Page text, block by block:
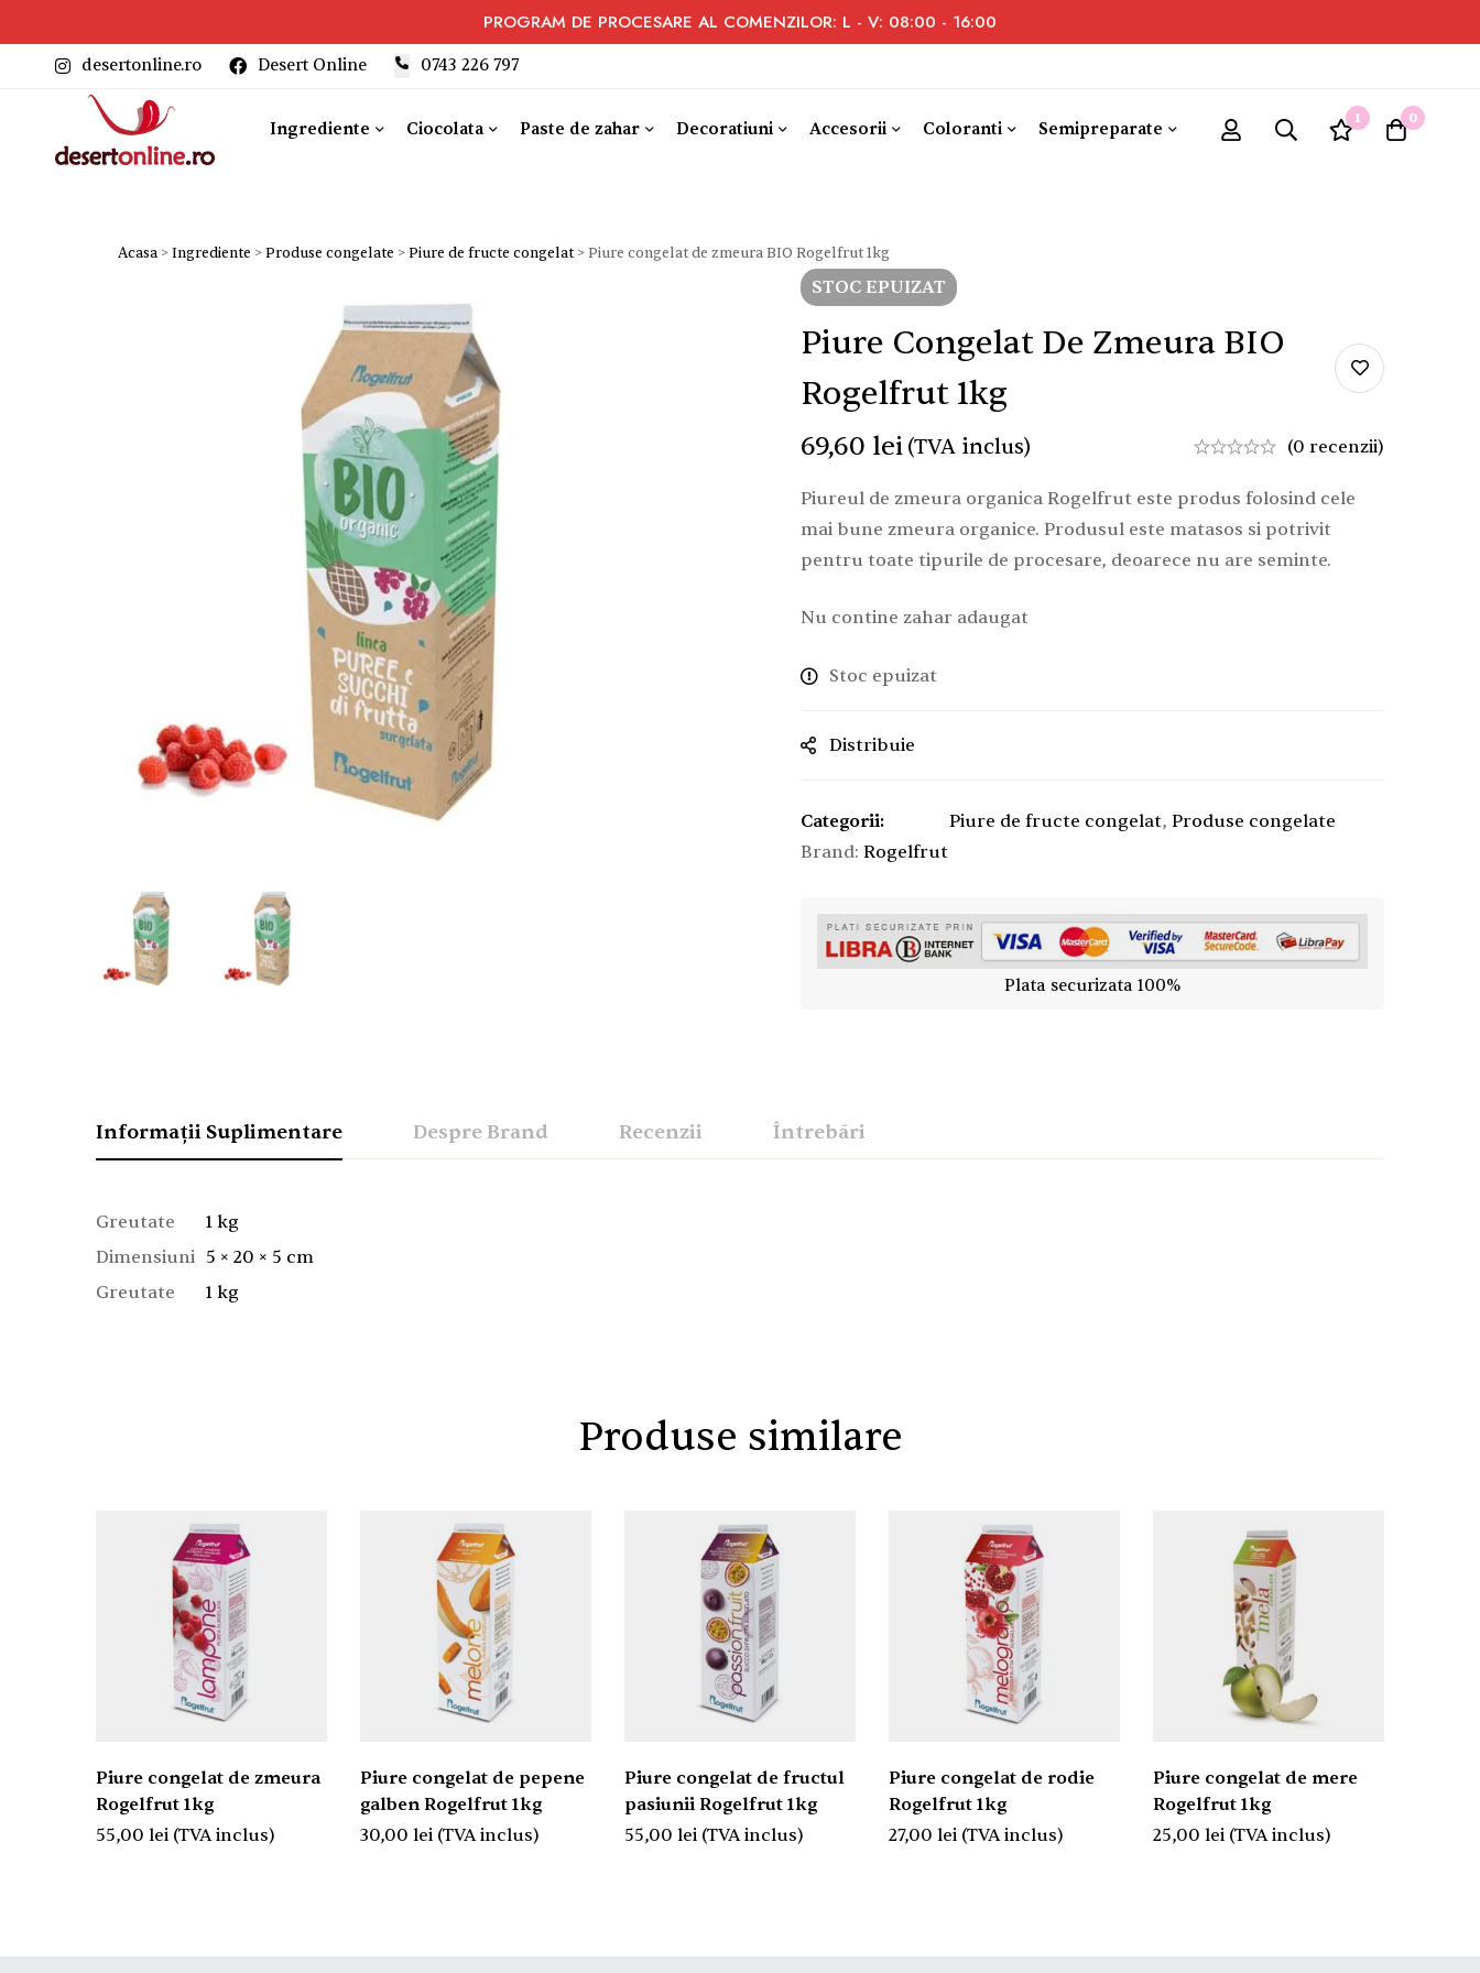
PROGRAM DE PROCESARE AL COMENZILOR: L - V: 08:00 - 16:00
desertonline.ro Desert Online ‎0743 226 797
Ingrediente Ciocolata Paste de zahar Decoratiuni Accesorii Coloranti Semipreparate
1 0
Acasa >Ingrediente >Produse congelate >Piure de fructe congelat> Piure congelat de zmeura BIO Rogelfrut 1kg
STOC EPUIZAT
Piure Congelat De Zmeura BIO
Rogelfrut 1kg
69,60 lei (TVA inclus) (0 recenzii)
Piureul de zmeura organica Rogelfrut este produs folosind cele
mai bune zmeura organice. Produsul este matasos si potrivit
pentru toate tipurile de procesare, deoarece nu are seminte.
Nu contine zahar adaugat
Stoc epuizat
Distribuie
Categorii: Piure de fructe congelat, Produse congelate
Brand: Rogelfrut
Plata securizata 100%
Informații Suplimentare Despre Brand Recenzii Întrebări
Greutate
1 kg
Dimensiuni 5 × 20 × 5 cm
Greutate
1 kg
Produse similare
Piure congelat de zmeura
Rogelfrut 1kg
55,00 lei (TVA inclus)
Piure congelat de pepene
galben Rogelfrut 1kg
30,00 lei (TVA inclus)
Piure congelat de fructul
pasiunii Rogelfrut 1kg
55,00 lei (TVA inclus)
Piure congelat de rodie
Rogelfrut 1kg
27,00 lei (TVA inclus)
Piure congelat de mere
Rogelfrut 1kg
25,00 lei (TVA inclus)